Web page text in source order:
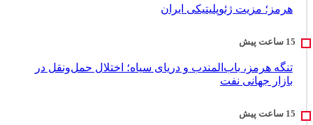
هرمز؛ مزیت ژئوپلیتیکی ایران
تنگه هرمز، باب‌المندب و دریای سیاه؛ اختلال حمل‌ونقل در
بازار جهانی نفت